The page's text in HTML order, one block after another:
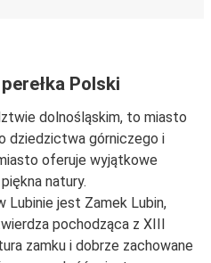
Polski
dolnośląskim, to miasto
dziedzictwa górniczego i
oferuje wyjątkowe
natury.
Lubinie jest Zamek Lubin,
pochodząca z XIII
zamku i dobrze zachowane